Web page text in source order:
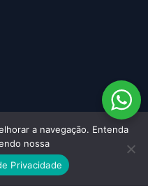
a navegação. Entenda
nossa
Privacidade